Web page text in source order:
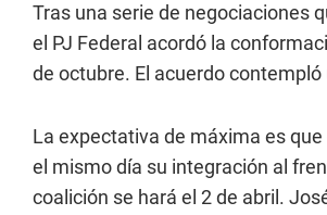
Tras una serie de negociaciones
el PJ Federal acordó la
de octubre. El acuerdo
La expectativa de máxima es
el mismo día su integración al
coalición se hará el 2 de abril.